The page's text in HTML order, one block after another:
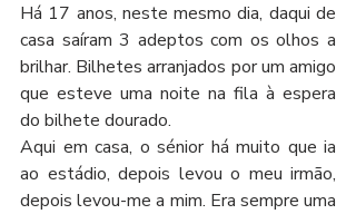
Há 17 anos, neste mesmo dia, daqui de
casa saíram 3 adeptos com os olhos a
brilhar. Bilhetes arranjados por um amigo
que esteve uma noite na fila à espera
do bilhete dourado.
Aqui em casa, o sénior há muito que ia
ao estádio, depois levou o meu irmão,
depois levou-me a mim. Era sempre uma